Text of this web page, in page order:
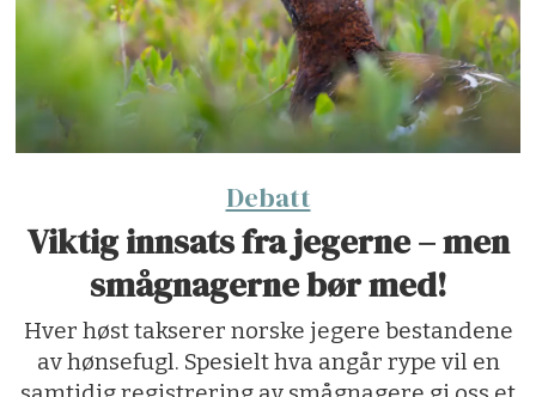
Debatt
Viktig innsats fra jegerne – men
smågnagerne bør med!
Hver høst takserer norske jegere bestandene
av hønsefugl. Spesielt hva angår rype vil en